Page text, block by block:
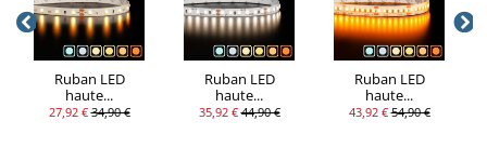
Ruban LED
haute...
27,92 € 34,90 €
Ruban LED
haute...
35,92 € 44,90 €
Ruban LED
haute...
43,92 € 54,90 €